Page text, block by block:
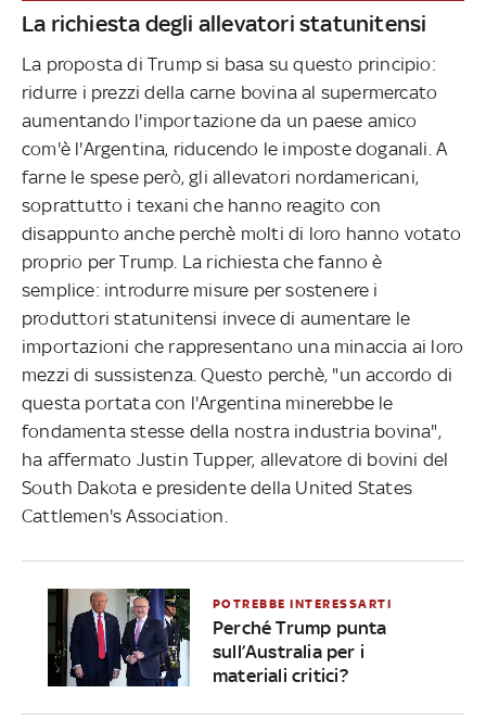
La richiesta degli allevatori statunitensi
La proposta di Trump si basa su questo principio:
ridurre i prezzi della carne bovina al supermercato
aumentando l'importazione da un paese amico
com'è l'Argentina, riducendo le imposte doganali. A
farne le spese però, gli allevatori nordamericani,
soprattutto i texani che hanno reagito con
disappunto anche perchè molti di loro hanno votato
proprio per Trump. La richiesta che fanno è
semplice: introdurre misure per sostenere i
produttori statunitensi invece di aumentare le
importazioni che rappresentano una minaccia ai loro
mezzi di sussistenza. Questo perchè, "un accordo di
questa portata con l'Argentina minerebbe le
fondamenta stesse della nostra industria bovina",
ha affermato Justin Tupper, allevatore di bovini del
South Dakota e presidente della United States
Cattlemen's Association.
POTREBBE INTERESSARTI
Perché Trump punta
sull’Australia per i
materiali critici?